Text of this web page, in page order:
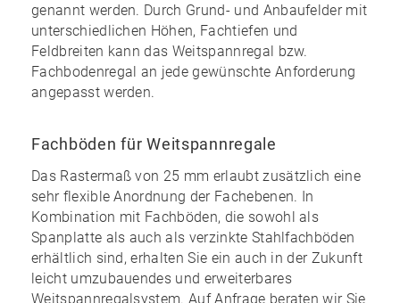
genannt werden. Durch Grund- und Anbaufelder mit
unterschiedlichen Höhen, Fachtiefen und
Feldbreiten kann das Weitspannregal bzw.
Fachbodenregal an jede gewünschte Anforderung
angepasst werden.
Fachböden für Weitspannregale
Das Rastermaß von 25 mm erlaubt zusätzlich eine
sehr flexible Anordnung der Fachebenen. In
Kombination mit Fachböden, die sowohl als
Spanplatte als auch als verzinkte Stahlfachböden
erhältlich sind, erhalten Sie ein auch in der Zukunft
leicht umzubauendes und erweiterbares
Weitspannregalsystem.Auf Anfrage beraten wir Sie